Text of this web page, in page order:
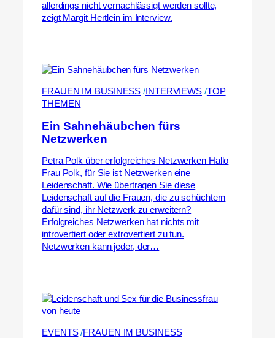
allerdings nicht vernachlässigt werden sollte,
zeigt Margit Hertlein im Interview.
FRAUEN IM BUSINESS / INTERVIEWS /TOP
THEMEN
Ein Sahnehäubchen fürs
Netzwerken
Petra Polk über erfolgreiches Netzwerken Hallo
Frau Polk, für Sie ist Netzwerken eine
Leidenschaft. Wie übertragen Sie diese
Leidenschaft auf die Frauen, die zu schüchtern
dafür sind, ihr Netzwerk zu erweitern?
Erfolgreiches Netzwerken hat nichts mit
introvertiert oder extrovertiert zu tun.
Netzwerken kann jeder, der…
EVENTS /FRAUEN IM BUSINESS